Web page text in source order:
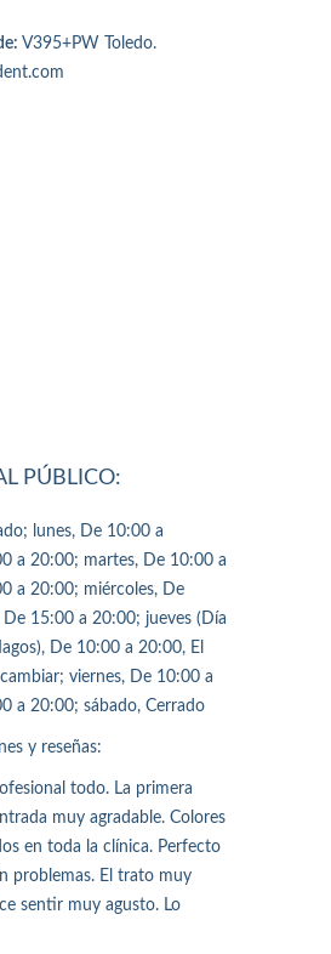
V395+PW Toledo.
PÚBLICO:
lunes, De 10:00 a
a 20:00; martes, De 10:00 a
a 20:00; miércoles, De
15:00 a 20:00; jueves (Día
De 10:00 a 20:00, El
viernes, De 10:00 a
a 20:00; sábado, Cerrado
y reseñas:
todo. La primera
muy agradable. Colores
en toda la clínica. Perfecto
problemas. El trato muy
sentir muy agusto. Lo